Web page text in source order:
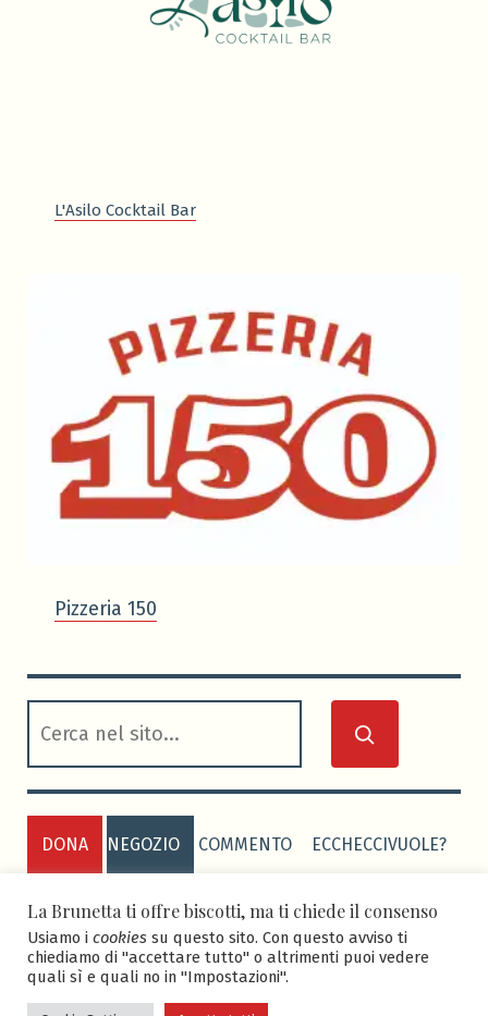
L'Asilo Cocktail Bar
Pizzeria 150
DONA NEGOZIO COMMENTO ECCHECCIVUOLE?
PRIVACY POLICY COOKIE POLICY
ASD BRUNETTA CALCIO
La Brunetta ti offre biscotti, ma ti chiede il consenso
Usiamo i cookies su questo sito. Con questo avviso ti
chiediamo di "accettare tutto" o altrimenti puoi vedere
quali sì e quali no in "Impostazioni".